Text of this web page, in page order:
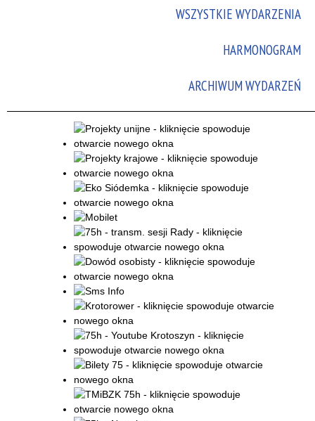
OrganizatorWSZYSTKIE WYDARZENIA
HARMONOGRAM
ARCHIWUM WYDARZEŃ